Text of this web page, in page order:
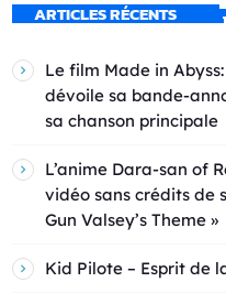
ARTICLES RÉCENTS
Le film Made in
dévoile sa bande-
sa chanson principale
L’anime Dara-san of
vidéo sans crédits de
Gun Valsey’s Theme »
Kid Pilote – Esprit de